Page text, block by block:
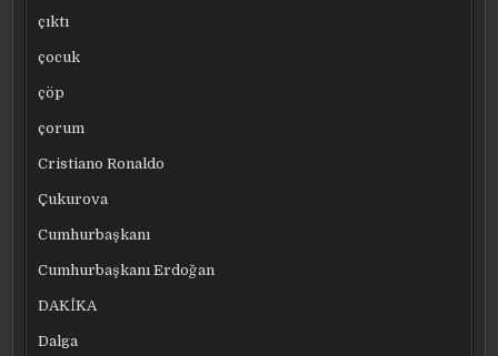
çıktı
çocuk
çöp
çorum
Cristiano Ronaldo
Çukurova
Cumhurbaşkanı
Cumhurbaşkanı Erdoğan
DAKİKA
Dalga